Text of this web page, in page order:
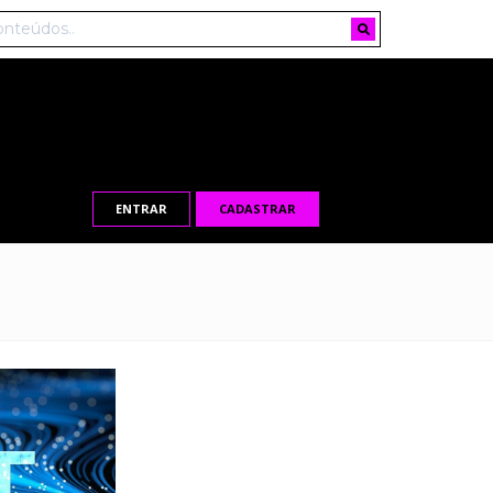
ENTRAR CADASTRAR